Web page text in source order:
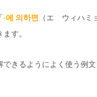
「-에 의하면 （エ ウィハミ
す。
きるようによく使う例